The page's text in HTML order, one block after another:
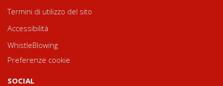
Termini di utilizzo del sito
Accessibilità
WhistleBlowing
Preferenze cookie
SOCIAL